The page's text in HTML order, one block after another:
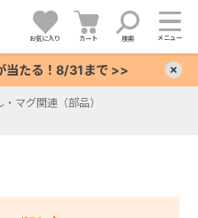
お気に入り カート 検索 メニュー
当たる！8/31まで >>
マグ関連（部品）